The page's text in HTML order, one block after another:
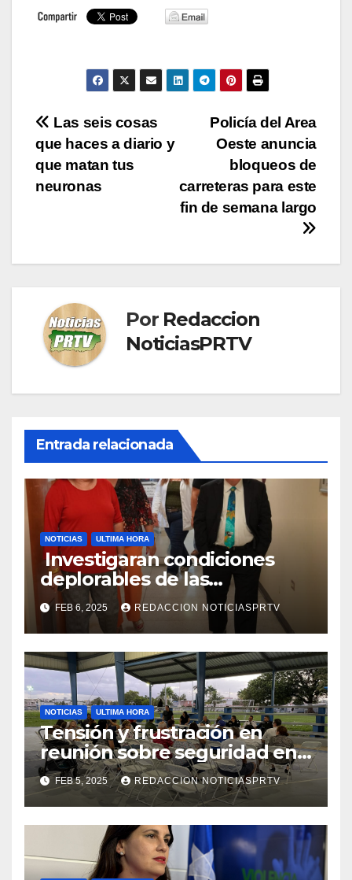
Navegación
de
entradas
Policía del Area
Oeste anuncia
bloqueos de
carreteras para este
fin de semana largo
Las seis cosas
que haces a diario y
que matan tus
neuronas
Por Redaccion
NoticiasPRTV
Entrada relacionada
NOTICIAS ULTIMA HORA
Investigaran condiciones
deplorables de las
facilidades el Departamento
de la Salud en Mayagüez
FEB 6, 2025 REDACCION NOTICIASPRTV
NOTICIAS ULTIMA HORA
Tensión y frustración en
reunión sobre seguridad en
Reparto Metropolitano
FEB 5, 2025 REDACCION NOTICIASPRTV